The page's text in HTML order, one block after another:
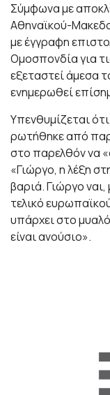
Σύμφωνα με
Αθηναϊκού-
με έγγραφη
Ομοσπονδία για
εξεταστεί άμεσα
ενημερωθεί
Υπενθυμίζεται
ρωτήθηκε από
στο παρελθόν να
«Γιώργο, η λέξη
βαριά. Γιώργο ναι,
τελικό
υπάρχει στο
είναι ανούσιο».